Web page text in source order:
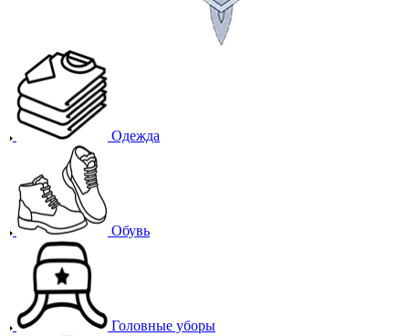
Одежда
Обувь
Головные уборы